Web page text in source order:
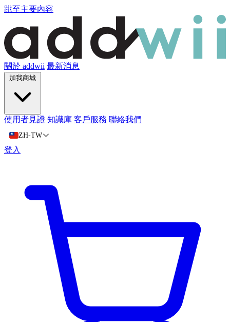
跳至主要內容
關於 addwii 最新消息
加我商城
使用者見證 知識庫 客戶服務 聯絡我們
ZH-TW
登入